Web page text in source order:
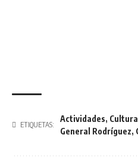
ETIQUETAS:
Actividades, Cultura
General Rodríguez,